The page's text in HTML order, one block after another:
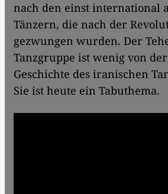
nach den einst international
Tänzern, die nach der
gezwungen wurden. Der
Tanzgruppe ist wenig von
Geschichte des iranischen
Sie ist heute ein Tabuthema.